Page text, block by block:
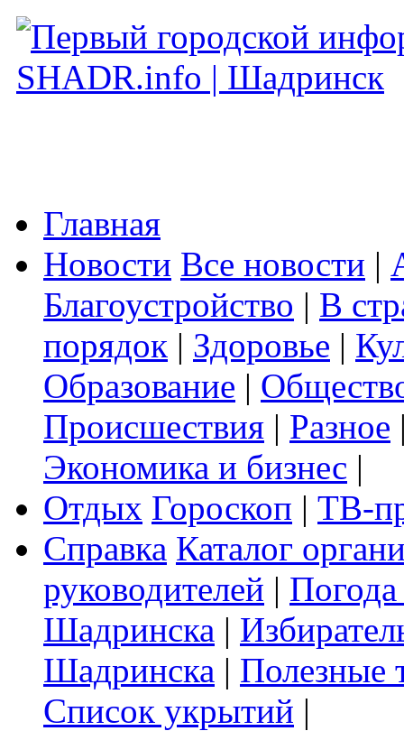
Главная
Новости Все новости |
Благоустройство | В
порядок | Здоровье |
Образование |
Происшествия | Разное
Экономика и бизнес |
Отдых Гороскоп | ТВ-
Справка Каталог
руководителей |
Шадринска |
Шадринска | Полезные
Список укрытий |